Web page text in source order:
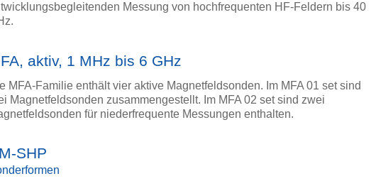
Messung von hochfrequenten HF-Feldern bis 40
aktiv, 1 MHz bis 6 GHz
MFA-Familie enthält vier aktive Magnetfeldsonden. Im MFA 01 set sind
Magnetfeldsonden zusammengestellt. Im MFA 02 set sind zwei
für niederfrequente Messungen enthalten.
SHP